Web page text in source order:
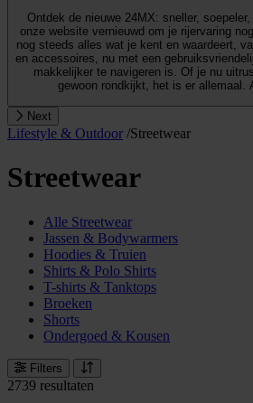
Ontdek de nieuwe 24MX: sneller, soepeler,
onze website vernieuwd om je rijervaring
nog steeds alles wat je kent en waardeert,
en accessoires, nu met een
makkelijker te navigeren is. Of je nu
gewoon rondkijkt, het is er allemaal.
Next
Lifestyle & Outdoor /Streetwear
Streetwear
Alle Streetwear
Jassen & Bodywarmers
Hoodies & Truien
Shirts & Polo Shirts
T-shirts & Tanktops
Broeken
Shorts
Ondergoed & Kousen
Filters
2739 resultaten